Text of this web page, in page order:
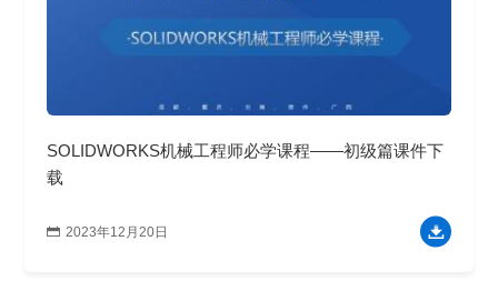
SOLIDWORKS机械工程师必学课程——初级篇课件下
载
 2023年12月20日